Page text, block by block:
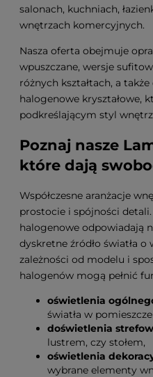
salonach, kuchniach,
wnętrzach komercyjnych.
Nasza oferta obejmuje
wpuszczane, wersje
różnych kształtach, a
halogenowe kryształowe,
podkreślającym styl
Poznaj nasze
które dają
Współczesne aranżacje
prostocie i spójności
halogenowe odpowiadają
dyskretne źródło światła
zależności od modelu i
halogenów mogą pełnić
oświetlenia
światła w
doświetlenia
lustrem, czy stołem,
oświetlenia
wybrane elementy